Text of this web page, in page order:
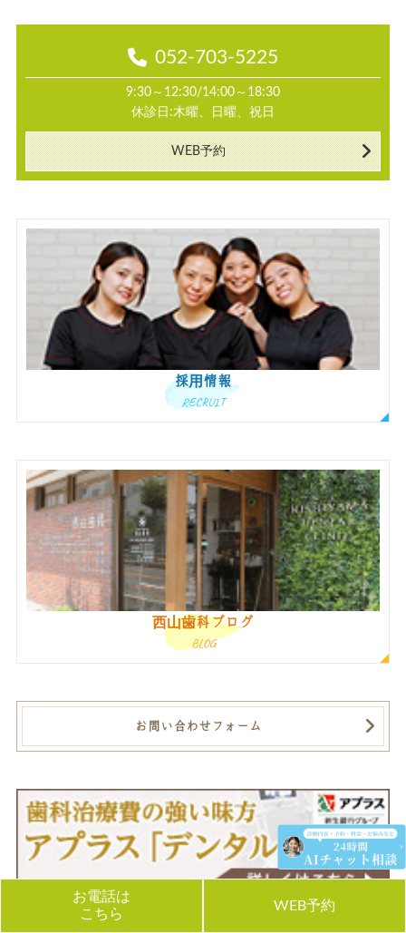
052-703-5225
9:30～12:30/14:00～18:30
休診日:木曜、日曜、祝日
WEB予約
採用情報
RECRUIT
西山歯科ブログ
BLOG
お問い合わせフォーム
お電話は
こちら
WEB予約